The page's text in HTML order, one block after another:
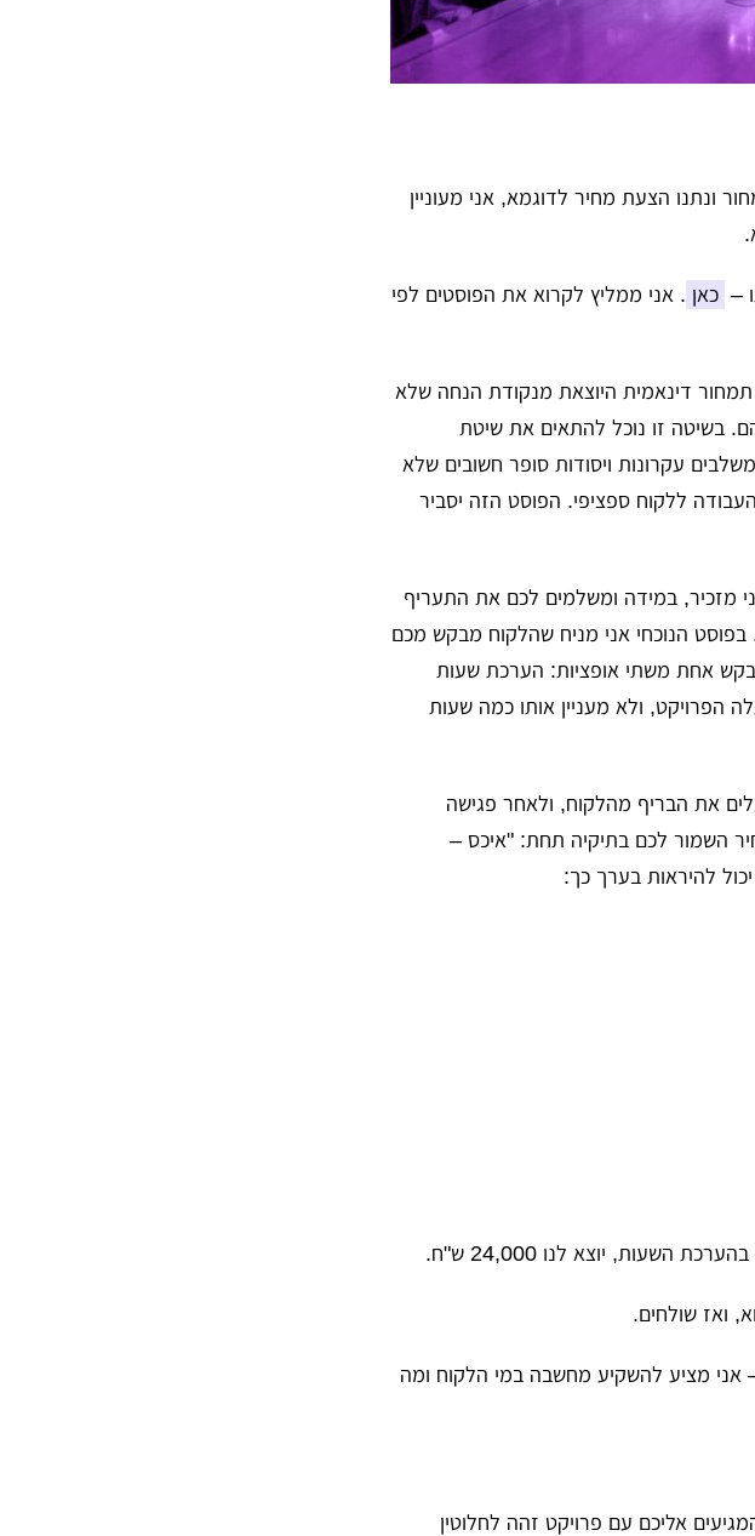
ונתנו הצעת מחיר לדוגמא, אני מעוניין
– כאן . אני ממליץ לקרוא את הפוסטים לפי
דינאמית היוצאת מנקודת הנחה שלא
בשיטה זו נוכל להתאים את שיטת
עקרונות ויסודות סופר חשובים שלא
ללקוח ספציפי. הפוסט הזה יסביר
מזכיר, במידה ומשלמים לכם את התעריף
הנוכחי אני מניח שהלקוח מבקש מכם
אחת משתי אופציות: הערכת שעות
הפרויקט, ולא מעניין אותו כמה שעות
את הבריף מהלקוח, ולאחר פגישה
השמור לכם בתיקיה תחת: "איכס –
להיראות בערך כך:
אני מציע להשקיע מחשבה במי הלקוח ומה
יש כאן 3 לקוחות שונים, המגיעים אליכם עם פרויקט זהה לחלוטין